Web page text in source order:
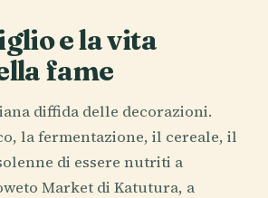
e la vita
fame
diffida delle decorazioni.
la fermentazione, il cereale, il
di essere nutriti a
Market di Katutura, a